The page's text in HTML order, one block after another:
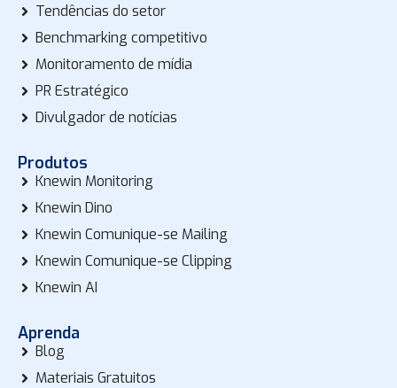
Tendências do setor
Benchmarking competitivo
Monitoramento de mídia
PR Estratégico
Divulgador de notícias
Produtos
Knewin Monitoring
Knewin Dino
Knewin Comunique-se Mailing
Knewin Comunique-se Clipping
Knewin AI
Aprenda
Blog
Materiais Gratuitos